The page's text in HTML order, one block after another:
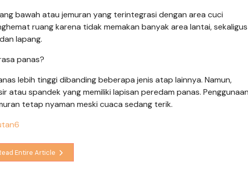
bawah atau jemuran yang terintegrasi dengan area cuci
ruang karena tidak memakan banyak area lantai, sekaligus
lapang.
panas?
lebih tinggi dibanding beberapa jenis atap lainnya. Namun,
atau spandek yang memiliki lapisan peredam panas. Penggunaan
tetap nyaman meski cuaca sedang terik.
Entire Article